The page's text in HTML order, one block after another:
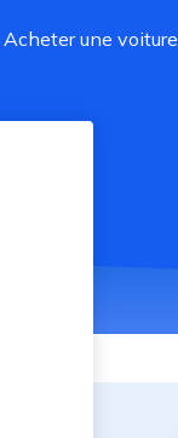
Acheter une voiture